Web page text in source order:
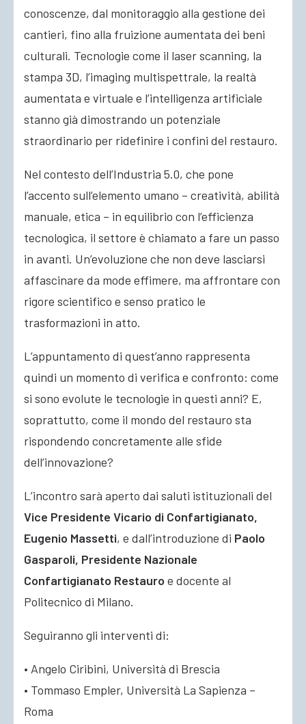
conoscenze, dal monitoraggio alla gestione dei
cantieri, fino alla fruizione aumentata dei beni
culturali. Tecnologie come il laser scanning, la
stampa 3D, l’imaging multispettrale, la realtà
aumentata e virtuale e l’intelligenza artificiale
stanno già dimostrando un potenziale
straordinario per ridefinire i confini del restauro.
Nel contesto dell’Industria 5.0, che pone
l’accento sull’elemento umano – creatività, abilità
manuale, etica – in equilibrio con l’efficienza
tecnologica, il settore è chiamato a fare un passo
in avanti. Un’evoluzione che non deve lasciarsi
affascinare da mode effimere, ma affrontare con
rigore scientifico e senso pratico le
trasformazioni in atto.
L’appuntamento di quest’anno rappresenta
quindi un momento di verifica e confronto: come
si sono evolute le tecnologie in questi anni? E,
soprattutto, come il mondo del restauro sta
rispondendo concretamente alle sfide
dell’innovazione?
L’incontro sarà aperto dai saluti istituzionali del
Vice Presidente Vicario di Confartigianato,
Eugenio Massetti, e dall’introduzione di Paolo
Gasparoli, Presidente Nazionale
Confartigianato Restauro e docente al
Politecnico di Milano.
Seguiranno gli interventi di:
• Angelo Ciribini, Università di Brescia
• Tommaso Empler, Università La Sapienza –
Roma